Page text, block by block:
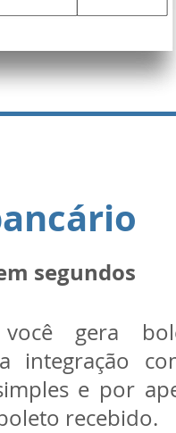
segundos
gera
integração
e por
recebido.